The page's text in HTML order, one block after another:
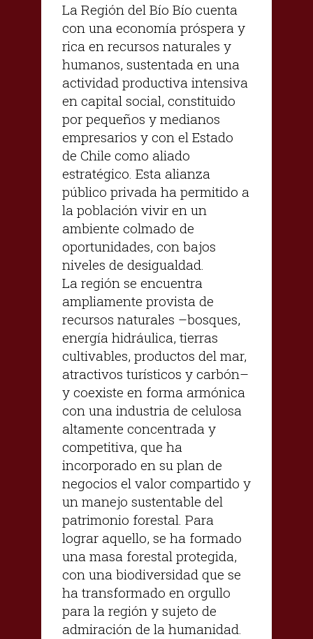
La Región del Bío Bío cuenta
con una economía próspera y
rica en recursos naturales y
humanos, sustentada en una
actividad productiva intensiva
en capital social, constituido
por pequeños y medianos
empresarios y con el Estado
de Chile como aliado
estratégico. Esta alianza
público privada ha permitido a
la población vivir en un
ambiente colmado de
oportunidades, con bajos
niveles de desigualdad.
La región se encuentra
ampliamente provista de
recursos naturales –bosques,
energía hidráulica, tierras
cultivables, productos del mar,
atractivos turísticos y carbón–
y coexiste en forma armónica
con una industria de celulosa
altamente concentrada y
competitiva, que ha
incorporado en su plan de
negocios el valor compartido y
un manejo sustentable del
patrimonio forestal. Para
lograr aquello, se ha formado
una masa forestal protegida,
con una biodiversidad que se
ha transformado en orgullo
para la región y sujeto de
admiración de la humanidad.